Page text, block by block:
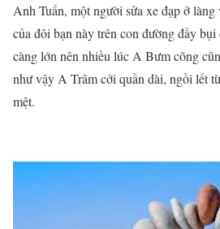
Anh Tuấn, một người sửa xe đạp ở
của đôi bạn này trên con đường đầy
càng lớn nên nhiều lúc A Bưm cõng
như vậy A Trâm cởi quần dài, ngồi lết
mệt.